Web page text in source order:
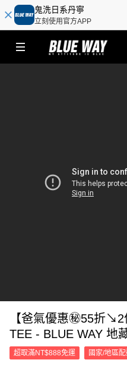
鬼洗日系丹寧
立刻使用官方APP
【爸氣優惠㊙55折
TEE - BLUE WAY 地
超取滿NT$888免運 國家/地區